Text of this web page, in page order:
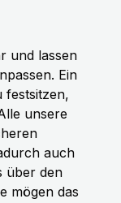
und lassen
Ein
festsitzen,
unsere
auch
über den
mögen das